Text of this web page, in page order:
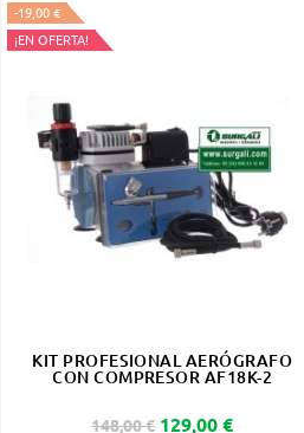
¡EN OFERTA!
-19,00 €
KIT PROFESIONAL AERÓGRAFO
CON COMPRESOR AF18K-2
Precio base
148,00 € Precio
129,00 €